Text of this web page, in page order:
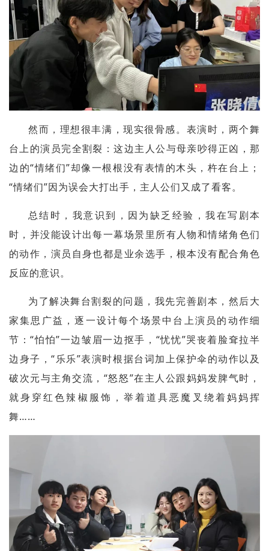
然而，理想很丰满，现实很骨感。表演时，两个舞
台上的演员完全割裂：这边主人公与母亲吵得正凶，那
边的“情绪们”却像一根根没有表情的木头，杵在台上；
“情绪们”因为误会大打出手，主人公们又成了看客。
总结时，我意识到，因为缺乏经验，我在写剧本
时，并没能设计出每一幕场景里所有人物和情绪角色们
的动作，演员自身也都是业余选手，根本没有配合角色
反应的意识。
为了解决舞台割裂的问题，我先完善剧本，然后大
家集思广益，逐一设计每个场景中台上演员的动作细
节：“怕怕”一边皱眉一边抠手，“忧忧”哭丧着脸耷拉半
边身子，“乐乐”表演时根据台词加上保护伞的动作以及
破次元与主角交流，“怒怒”在主人公跟妈妈发脾气时，
就身穿红色辣椒服饰，举着道具恶魔叉绕着妈妈挥
舞……